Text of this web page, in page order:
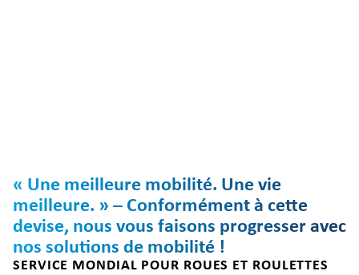
« Une meilleure mobilité. Une vie
meilleure. » – Conformément à cette
devise, nous vous faisons progresser avec
nos solutions de mobilité !
SERVICE MONDIAL POUR ROUES ET ROULETTES